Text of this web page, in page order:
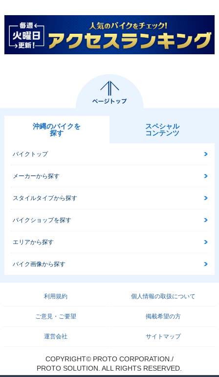
沖縄のバイクを
探す
スペシャル
コンテンツ
バイクトップ
メーカーから探す
スタイルタイプから探す
バイクショップを探す
エリアから探す
バイク画像から探す
利用規約 個人情報の取扱について
ご意見・ご要望 掲載希望の方
運営会社 サイトマップ
COPYRIGHT© PROTO CORPORATION./
PROTO SOLUTION. ALL RIGHTS RESERVED.